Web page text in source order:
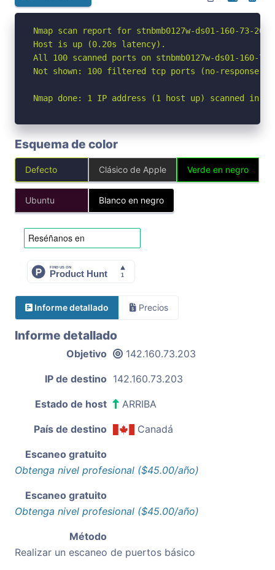
Nmap scan report for stnbmb0127w-ds01-160-73-
Host is up (0.20s latency).
All 100 scanned ports on stnbmb0127w-ds01-
Not shown: 100 filtered tcp ports (no-response)
Nmap done: 1 IP address (1 host up) scanned in
Esquema de color
Defecto Clásico de Apple Verde en negro
Ubuntu Blanco en negro
Informe detallado Precios
Informe detallado
Objetivo 142.160.73.203
IP de destino 142.160.73.203
Estado de host ARRIBA
País de destino Canadá
Escaneo gratuito
Obtenga nivel profesional ($45.00/año)
Escaneo gratuito
Obtenga nivel profesional ($45.00/año)
Método
Realizar un escaneo de puertos básico